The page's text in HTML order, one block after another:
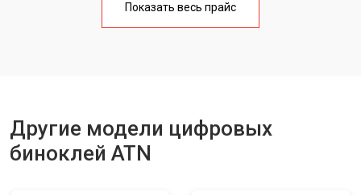
от 2000 ₽
Замена матрицы
Показать весь прайс
Другие модели цифровых
биноклей ATN